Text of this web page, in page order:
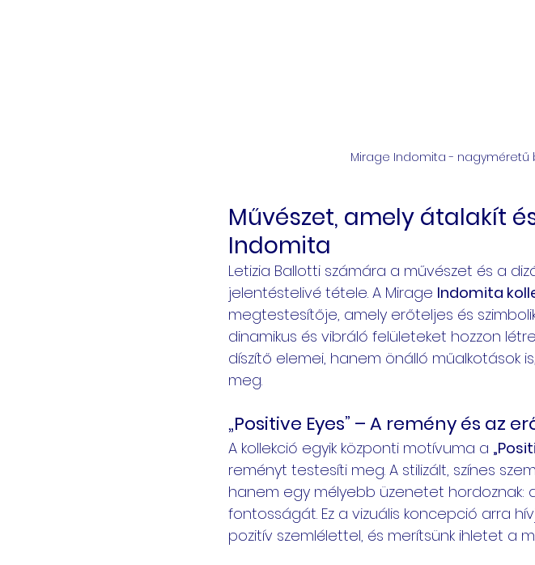
Mirage Indomita -
Művészet, amely átalakít
Indomita
Letizia Ballotti számára a művészet és a
jelentéstelivé tétele. A Mirage Indomita
megtestesítője, amely erőteljes és
dinamikus és vibráló felületeket hozzon
díszítő elemei, hanem önálló műalkotások
meg.
„Positive Eyes” – A remény és az
A kollekció egyik központi motívuma a
reményt testesíti meg. A stilizált, színes
hanem egy mélyebb üzenetet hordoznak:
fontosságát. Ez a vizuális koncepció arra
pozitív szemlélettel, és merítsünk ihletet a